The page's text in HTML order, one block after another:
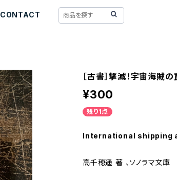
CONTACT
［古書］撃滅！宇宙海賊の
¥300
残り1点
International shipping
高千穂遥 著 、ソノラマ文庫